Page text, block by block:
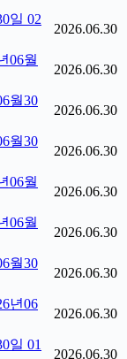
일 02
2026.06.30
06월
2026.06.30
월30
2026.06.30
월30
2026.06.30
06월
2026.06.30
06월
2026.06.30
월30
2026.06.30
년06
2026.06.30
일 01
2026.06.30